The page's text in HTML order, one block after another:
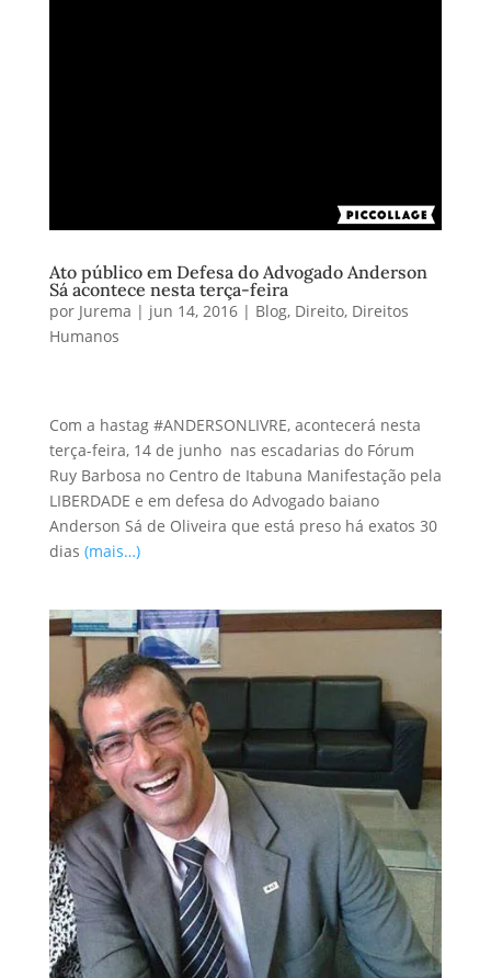
Ato público em Defesa do Advogado Anderson
Sá acontece nesta terça-feira
por Jurema | jun 14, 2016| Blog, Direito, Direitos
Humanos
Com a hastag #ANDERSONLIVRE, acontecerá nesta
terça-feira, 14 de junho nas escadarias do Fórum
Ruy Barbosa no Centro de Itabuna Manifestação pela
LIBERDADE e em defesa do Advogado baiano
Anderson Sá de Oliveira que está preso há exatos 30
dias (mais…)